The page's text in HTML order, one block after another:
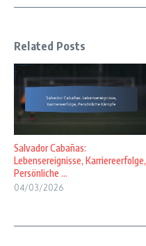
Related Posts
Salvador Cabañas:
Lebensereignisse, Karriereerfolge,
Persönliche ...
04/03/2026